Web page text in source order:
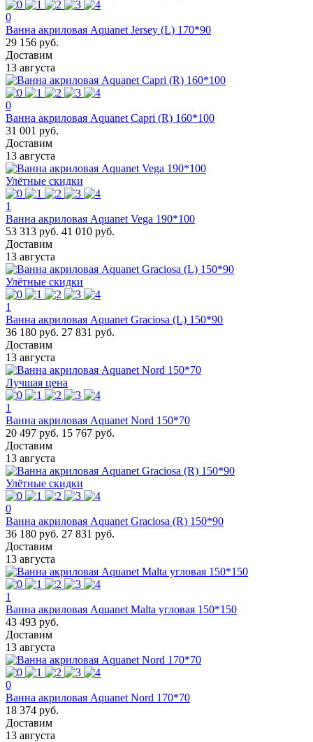
0
Ванна акриловая Aquanet Jersey (L) 170*90
29 156 руб.
Доставим
13 августа
0
Ванна акриловая Aquanet Capri (R) 160*100
31 001 руб.
Доставим
13 августа
Улётные скидки
1
Ванна акриловая Aquanet Vega 190*100
53 313 руб. 41 010 руб.
Доставим
13 августа
Улётные скидки
1
Ванна акриловая Aquanet Graciosa (L) 150*90
36 180 руб. 27 831 руб.
Доставим
13 августа
Лучшая цена
1
Ванна акриловая Aquanet Nord 150*70
20 497 руб. 15 767 руб.
Доставим
13 августа
Улётные скидки
0
Ванна акриловая Aquanet Graciosa (R) 150*90
36 180 руб. 27 831 руб.
Доставим
13 августа
1
Ванна акриловая Aquanet Malta угловая 150*150
43 493 руб.
Доставим
13 августа
0
Ванна акриловая Aquanet Nord 170*70
18 374 руб.
Доставим
13 августа